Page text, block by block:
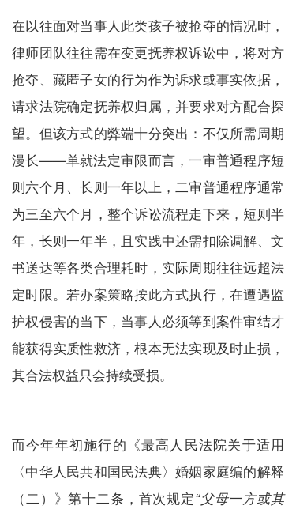
在以往面对当事人此类孩子被抢夺的情况时，
律师团队往往需在变更抚养权诉讼中，将对方
抢夺、藏匿子女的行为作为诉求或事实依据，
请求法院确定抚养权归属，并要求对方配合探
望。但该方式的弊端十分突出：不仅所需周期
漫长——单就法定审限而言，一审普通程序短
则六个月、长则一年以上，二审普通程序通常
为三至六个月，整个诉讼流程走下来，短则半
年，长则一年半，且实践中还需扣除调解、文
书送达等各类合理耗时，实际周期往往远超法
定时限。若办案策略按此方式执行，在遭遇监
护权侵害的当下，当事人必须等到案件审结才
能获得实质性救济，根本无法实现及时止损，
其合法权益只会持续受损。
而今年年初施行的《最高人民法院关于适用
〈中华人民共和国民法典〉婚姻家庭编的解释
（二）》第十二条，首次规定“父母一方或其